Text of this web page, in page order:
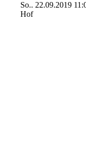
So.. 22.09.2019
Hof